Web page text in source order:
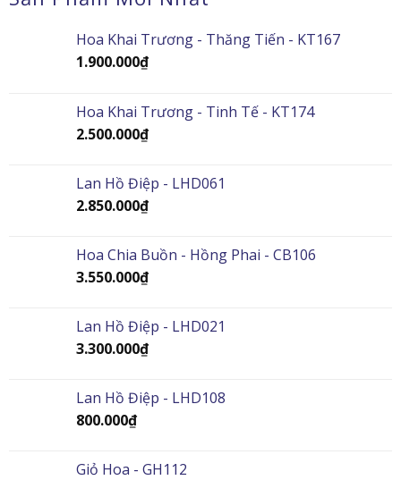
Hoa Khai Trương - Thăng Tiến - KT167
1.900.000₫
Hoa Khai Trương - Tinh Tế - KT174
2.500.000₫
Lan Hồ Điệp - LHD061
2.850.000₫
Hoa Chia Buồn - Hồng Phai - CB106
3.550.000₫
Lan Hồ Điệp - LHD021
3.300.000₫
Lan Hồ Điệp - LHD108
800.000₫
Giỏ Hoa - GH112